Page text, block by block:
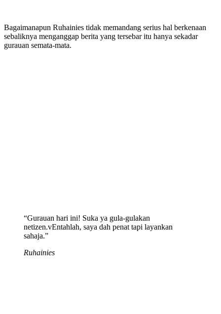
Bagaimanapun Ruhainies tidak memandang serius hal berkenaan
sebaliknya menganggap berita yang tersebar itu hanya sekadar
gurauan semata-mata.
“Gurauan hari ini! Suka ya gula-gulakan
netizen.vEntahlah, saya dah penat tapi layankan
sahaja.”
Ruhainies